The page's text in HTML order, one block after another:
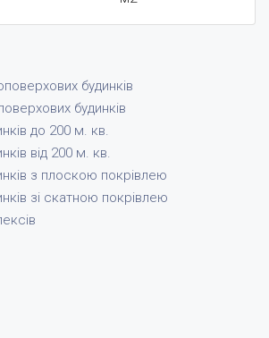
будинків
будинків
до 200 м. кв.
від 200 м. кв.
з плоскою покрівлею
зі скатною покрівлею